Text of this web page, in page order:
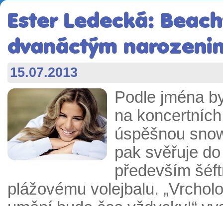
Ester Ledecká:
dvanáctým
15.07.2013
Podle jména
na
úspěšnou
pak svěřuje
především
plážovému volejbalu.